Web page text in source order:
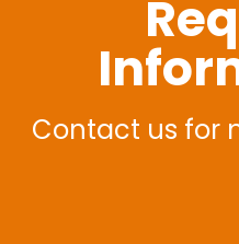
Contact us for